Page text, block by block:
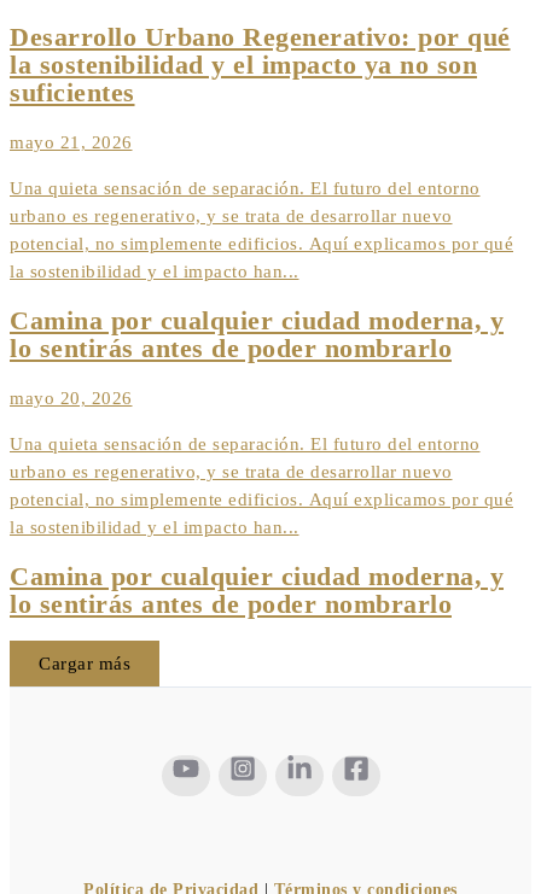
Desarrollo Urbano Regenerativo: por qué
la sostenibilidad y el impacto ya no son
suficientes
mayo 21, 2026
Una quieta sensación de separación. El futuro del entorno
urbano es regenerativo, y se trata de desarrollar nuevo
potencial, no simplemente edificios. Aquí explicamos por qué
la sostenibilidad y el impacto han...
Camina por cualquier ciudad moderna, y
lo sentirás antes de poder nombrarlo
mayo 20, 2026
Una quieta sensación de separación. El futuro del entorno
urbano es regenerativo, y se trata de desarrollar nuevo
potencial, no simplemente edificios. Aquí explicamos por qué
la sostenibilidad y el impacto han...
Camina por cualquier ciudad moderna, y
lo sentirás antes de poder nombrarlo
Cargar más
Política de Privacidad Términos y condiciones